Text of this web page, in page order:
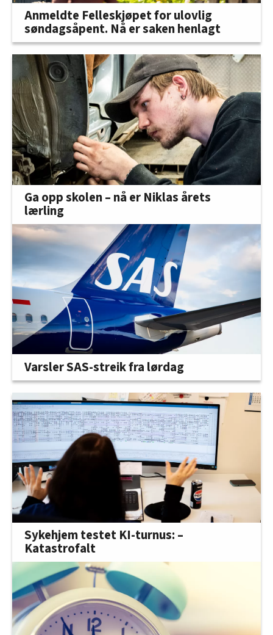
Anmeldte Felleskjøpet for ulovlig
søndagsåpent. Nå er saken henlagt
Ga opp skolen – nå er Niklas årets
lærling
Varsler SAS-streik fra lørdag
Sykehjem testet KI-turnus: –
Katastrofalt